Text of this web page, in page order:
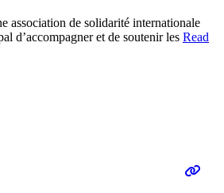
association de solidarité internationale
d’accompagner et de soutenir les Read